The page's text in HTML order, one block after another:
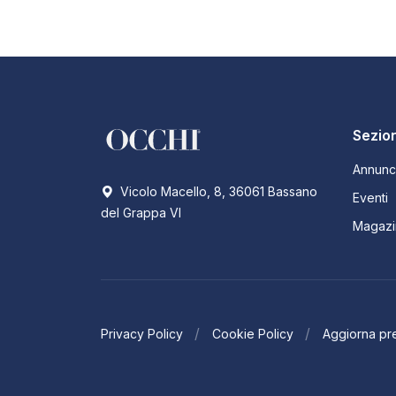
Vicolo Macello, 8, 36061 Bassano
del Grappa VI
Eventi
Privacy Policy Cookie Policy Aggiorna